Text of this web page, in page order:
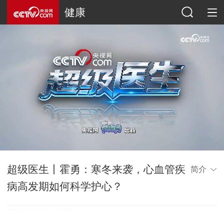
健康
超级医生丨霍勇：寒冬来袭，心血管疾
病高发期如何科学护心？
简介